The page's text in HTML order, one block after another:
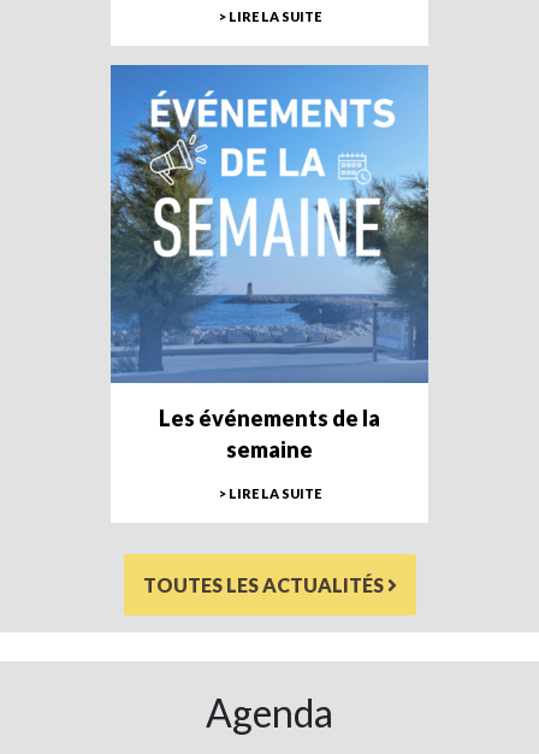
> LIRE LA SUITE
Les événements de la
semaine
> LIRE LA SUITE
TOUTES LES ACTUALITÉS
Agenda